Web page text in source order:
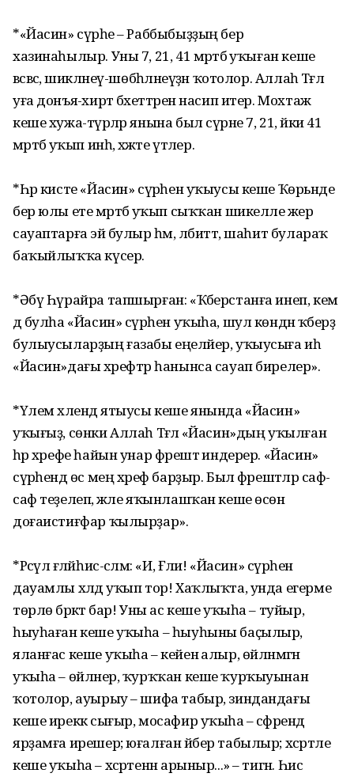
*«Йасин» сүрәһе – Раббыбыҙҙың бер
хазинаһылыр. Уны 7, 21, 41 мәртәбә уҡыған кеше
вәсвәсә, шикләнеү-шөбһәләнеүҙән ҡотолор. Аллаһ Тәғәлә
уға донъя-әхирәт бәхеттәрен насип итер. Мохтаж
кеше хужа-түрәләр янына был сүрәне 7, 21, йәки 41
мәртәбә уҡып инһә, хәжәте үтәлер.
*Һәр кисте «Йасин» сүрәһен уҡыусы кеше Ҡөрьәнде
бер юлы ете мәртәбә уҡып сыҡҡан шикелле әжер
сауаптарға эйә булыр һәм, әлбиттә, шаһит булараҡ
баҡыйлыҡҡа күсер.
*Әбү Һүрайра тапшырған: «Ҡәберстанға инеп, кем
дә булһа «Йасин» сүрәһен уҡыһа, шул көндән ҡәберҙә
булыусыларҙың ғазабы еңеләйер, уҡыусыға иһә
«Йасин»дағы хәрефтәр һанынса сауап бирелер».
*Үлем хәлендә ятыусы кеше янында «Йасин»
уҡығыҙ, сөнки Аллаһ Тәғәлә «Йасин»дың уҡылған
һәр хәрефе һайын унар фәрештә индерер. «Йасин»
сүрәһендә өс мең хәреф барҙыр. Был фәрештәләр саф-
саф теҙелеп, әжәле яҡынлашҡан кеше өсөн
доғаистиғфар ҡылырҙар».
*Рәсүл ғәләйһис-сәләм: «И, Ғәли! «Йасин» сүрәһен
дауамлы хәлдә уҡып тор! Хаҡлыҡта, унда егерме
төрлө бәрәкәт бар! Уны ас кеше уҡыһа – туйыр,
һыуһаған кеше уҡыһа – һыуһыны баҫылыр,
яланғас кеше уҡыһа – кейенә алыр, өйләнмәгән
уҡыһа – өйләнер, ҡурҡҡан кеше ҡурҡыуынан
ҡотолор, ауырыу – шифа табыр, зиндандағы
кеше иреккә сығыр, мосафир уҡыһа – сәфәрендә
ярҙамға ирешер; юғалған әйбер табылыр; хәсрәтле
кеше уҡыһа – хәсрәтенән арыныр...» – тигән. Һис